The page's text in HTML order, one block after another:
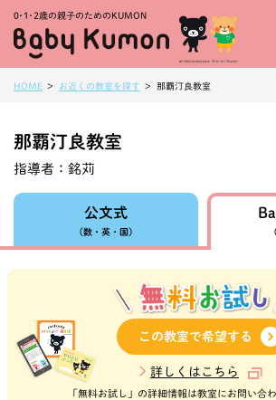
0・1・ 2歳の親子のためのKUMON
HOME お近くの教室を探す 那覇汀良教室
那覇汀良教室
指導者：銘苅
公文式
（数・英・国）
この教室で希望する
詳しくはこちら
「無料お試し」の詳細情報は教室にお問い合